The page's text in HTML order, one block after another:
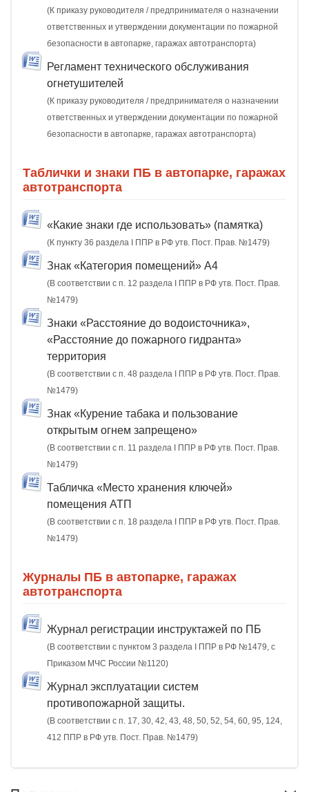
(К приказу руководителя / предпринимателя о назначении
ответственных и утверждении документации по пожарной
безопасности в автопарке, гаражах автотранспорта)
Регламент технического обслуживания
огнетушителей
(К приказу руководителя / предпринимателя о назначении
ответственных и утверждении документации по пожарной
безопасности в автопарке, гаражах автотранспорта)
Таблички и знаки ПБ в автопарке, гаражах
автотранспорта
«Какие знаки где использовать» (памятка)
(К пункту 36 раздела I ППР в РФ утв. Пост. Прав. №1479)
Знак «Категория помещений» А4
(В соответствии с п. 12 раздела I ППР в РФ утв. Пост. Прав.
№1479)
Знаки «Расстояние до водоисточника»,
«Расстояние до пожарного гидранта»
территория
(В соответствии с п. 48 раздела I ППР в РФ утв. Пост. Прав.
№1479)
Знак «Курение табака и пользование
открытым огнем запрещено»
(В соответствии с п. 11 раздела I ППР в РФ утв. Пост. Прав.
№1479)
Табличка «Место хранения ключей»
помещения АТП
(В соответствии с п. 18 раздела I ППР в РФ утв. Пост. Прав.
№1479)
Журналы ПБ в автопарке, гаражах
автотранспорта
Журнал регистрации инструктажей по ПБ
(В соответствии с пунктом 3 раздела I ППР в РФ №1479, с
Приказом МЧС России №1120)
Журнал эксплуатации систем
противопожарной защиты.
(В соответствии с п. 17, 30, 42, 43, 48, 50, 52, 54, 60, 95, 124,
412 ППР в РФ утв. Пост. Прав. №1479)